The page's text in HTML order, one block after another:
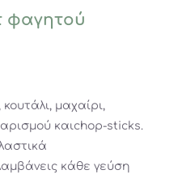
φαγητού
μαχαίρι,
καιchop-sticks.
κάθε γεύση